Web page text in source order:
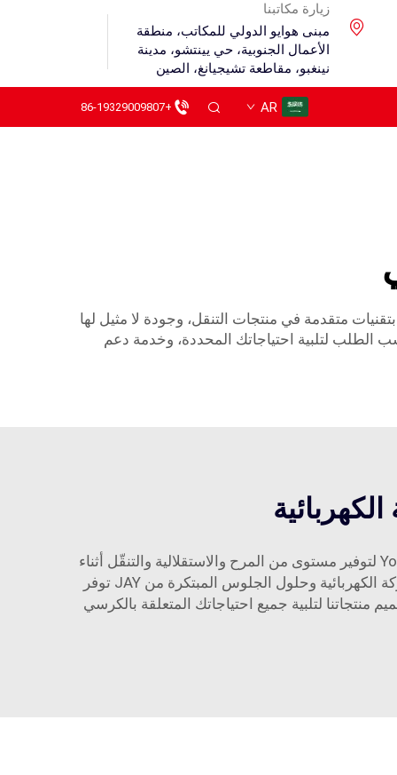
زيارة مكاتبنا
مبنى هوايو الدولي للمكاتب، منطقة
الأعمال الجنوبية، حي يينتشو، مدينة
نينغبو، مقاطعة تشيجيانغ، الصين
AR
+86-19329009807
متقدمة في منتجات التنقل، وجودة لا مثيل لها
الطلب لتلبية احتياجاتك المحددة، وخدمة دعم
3. تحسين الحركة والاستقلالية لمستخدمي الكراسي المتحركة: تم تصميم الموديلات الإلكترونية للكرسي المتحرك Youhuan لتوفير مستوى من المرح والاستقلالية والتنقّل أثناء
الحركة. سواء كان ذلك خفيف الوزن وقابل للطي، أو بنظام بطارية متقدم للاستخدام الممتد، فإن سلسلة كراسينا المتحركة الكهربائية وحلول الجلوس المبتكرة من JAY توفر
لتلبية جميع احتياجاتك المتعلقة بالكرسي